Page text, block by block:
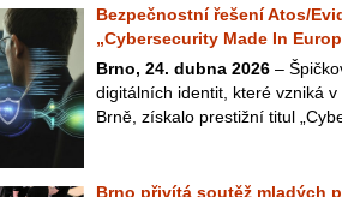
Bezpečnostní řešení Atos/
„Cybersecurity Made In
Brno, 24. dubna 2026 –
digitálních identit, které vzniká
Brně, získalo prestižní titul
Brno přivítá soutěž mladých